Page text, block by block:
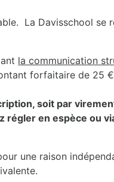
La Davisschool
la communication
forfaitaire de 25
soit par
en espèce ou
une raison